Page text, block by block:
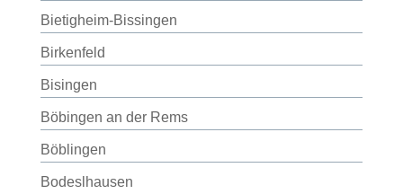
Bietigheim-Bissingen
Birkenfeld
Bisingen
Böbingen an der Rems
Böblingen
Bodeslhausen